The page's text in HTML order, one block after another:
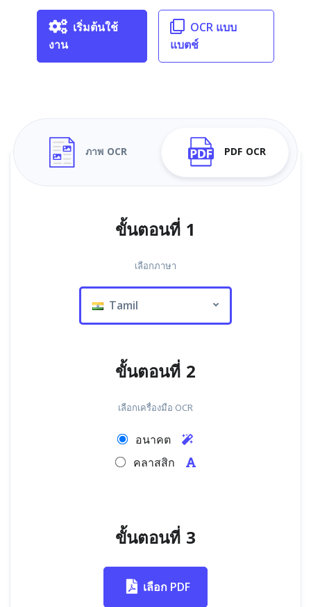
เริ่มต้นใช้
งาน
OCR แบบ
แบตช์
ภาพ OCR PDF OCR
ขั้นตอนที่ 1
เลือกภาษา
Tamil
ขั้นตอนที่ 2
เลือกเครื่องมือ OCR
อนาคต
คลาสสิก
ขั้นตอนที่ 3
เลือก PDF